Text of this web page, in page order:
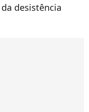
desistência